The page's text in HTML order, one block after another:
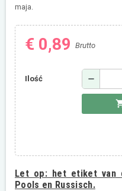
maja.
€ 0,89 Brutto
Ilość remove
Let op:het etiket van
Pools en Russisch.